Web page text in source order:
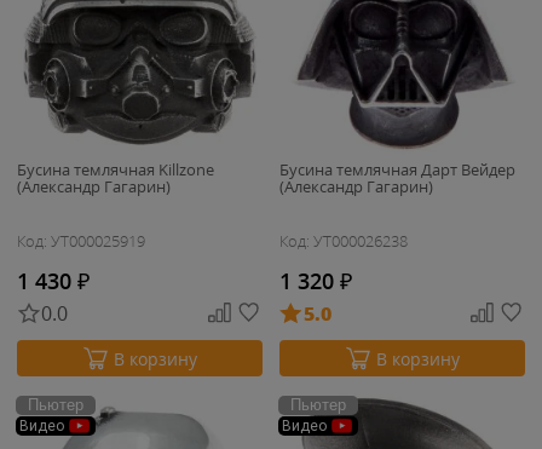
Бусина темлячная Killzone
(Александр Гагарин)
Код: УТ000025919
1 430 ₽
0.0
В корзину
Бусина темлячная Дарт Вейдер
(Александр Гагарин)
Код: УТ000026238
1 320 ₽
5.0
В корзину
Пьютер
Видео
Пьютер
Видео